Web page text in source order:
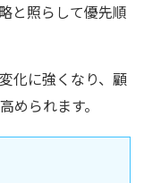
と照らして優先順
化に強くなり、顧
められます。